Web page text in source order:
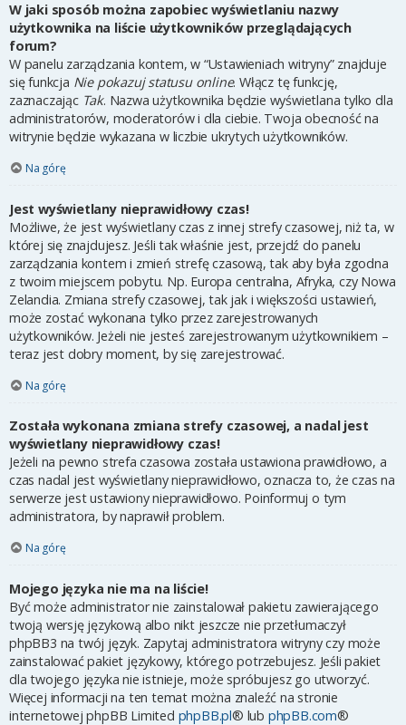
W jaki sposób można zapobiec wyświetlaniu nazwy
użytkownika na liście użytkowników przeglądających
forum?
W panelu zarządzania kontem, w “Ustawieniach witryny” znajduje
się funkcja Nie pokazuj statusu online. Włącz tę funkcję,
zaznaczając Tak. Nazwa użytkownika będzie wyświetlana tylko dla
administratorów, moderatorów i dla ciebie. Twoja obecność na
witrynie będzie wykazana w liczbie ukrytych użytkowników.
Na górę
Jest wyświetlany nieprawidłowy czas!
Możliwe, że jest wyświetlany czas z innej strefy czasowej, niż ta, w
której się znajdujesz. Jeśli tak właśnie jest, przejdź do panelu
zarządzania kontem i zmień strefę czasową, tak aby była zgodna
z twoim miejscem pobytu. Np. Europa centralna, Afryka, czy Nowa
Zelandia. Zmiana strefy czasowej, tak jak i większości ustawień,
może zostać wykonana tylko przez zarejestrowanych
użytkowników. Jeżeli nie jesteś zarejestrowanym użytkownikiem –
teraz jest dobry moment, by się zarejestrować.
Na górę
Została wykonana zmiana strefy czasowej, a nadal jest
wyświetlany nieprawidłowy czas!
Jeżeli na pewno strefa czasowa została ustawiona prawidłowo, a
czas nadal jest wyświetlany nieprawidłowo, oznacza to, że czas na
serwerze jest ustawiony nieprawidłowo. Poinformuj o tym
administratora, by naprawił problem.
Na górę
Mojego języka nie ma na liście!
Być może administrator nie zainstalował pakietu zawierającego
twoją wersję językową albo nikt jeszcze nie przetłumaczył
phpBB3 na twój język. Zapytaj administratora witryny czy może
zainstalować pakiet językowy, którego potrzebujesz. Jeśli pakiet
dla twojego języka nie istnieje, może spróbujesz go utworzyć.
Więcej informacji na ten temat można znaleźć na stronie
internetowej phpBB Limited phpBB.pl® lub phpBB.com®